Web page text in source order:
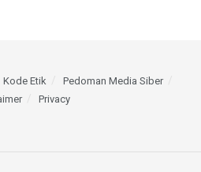
Kode Etik
Pedoman Media Siber
Privacy